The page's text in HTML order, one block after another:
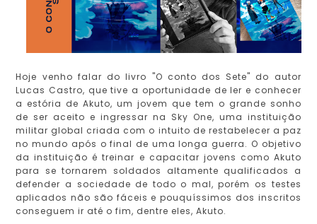
Hoje venho falar do livro "O conto dos Sete" do autor
Lucas Castro, que tive a oportunidade de ler e conhecer
a estória de Akuto, um jovem que tem o grande sonho
de ser aceito e ingressar na Sky One, uma instituição
militar global criada com o intuito de restabelecer a paz
no mundo após o final de uma longa guerra. O objetivo
da instituição é treinar e capacitar jovens como Akuto
para se tornarem soldados altamente qualificados a
defender a sociedade de todo o mal, porém os testes
aplicados não são fáceis e pouquíssimos dos inscritos
conseguem ir até o fim, dentre eles, Akuto.